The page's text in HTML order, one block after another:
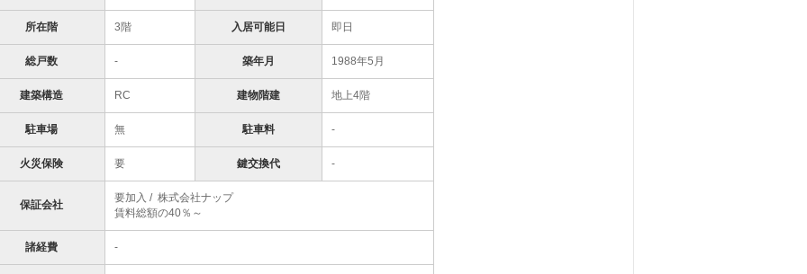
所在階 3階 入居可能日 即日
総戸数 - 築年月 1988年5月
建築構造 RC 建物階建 地上4階
駐車場 無 駐車料 -
火災保険 要 鍵交換代 -
保証会社
要加入 / 株式会社ナップ
賃料総額の40％～
諸経費 -